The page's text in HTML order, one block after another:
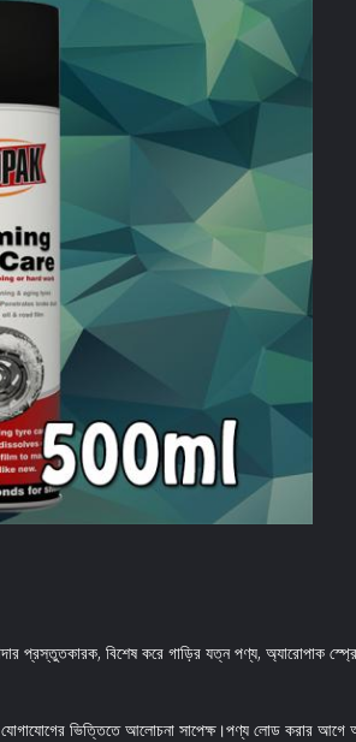
বিশেষ করে গাড়ির যত্ন পণ্য, অ্যারোপাক স্প্রে
যোগাযোগের ভিত্তিতে আলোচনা সাপেক্ষ।পণ্য লোড করার